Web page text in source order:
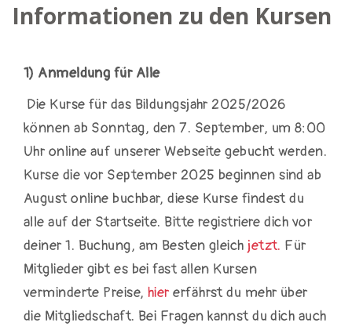
Informationen zu den Kursen
1) Anmeldung für Alle
Die Kurse für das Bildungsjahr 2025/2026
können ab Sonntag, den 7. September, um 8:00
Uhr online auf unserer Webseite gebucht werden.
Kurse die vor September 2025 beginnen sind ab
August online buchbar, diese Kurse findest du
alle auf der Startseite. Bitte registriere dich vor
deiner 1. Buchung, am Besten gleich jetzt. Für
Mitglieder gibt es bei fast allen Kursen
verminderte Preise, hier erfährst du mehr über
die Mitgliedschaft. Bei Fragen kannst du dich auch